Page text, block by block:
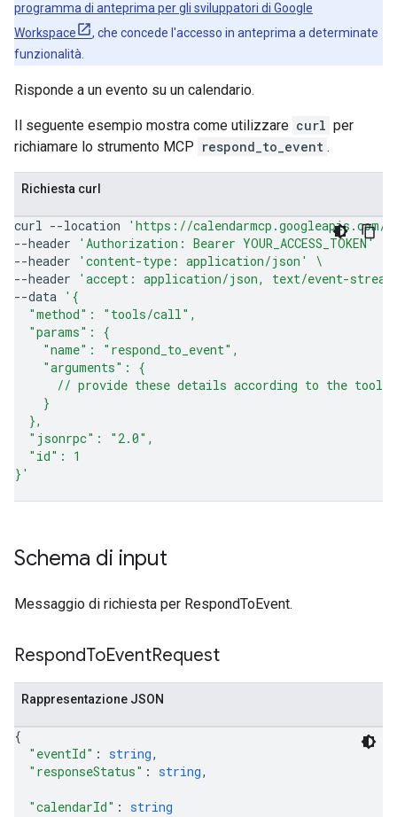
programma di anteprima per gli sviluppatori di Google
Workspace
, che concede l'accesso in anteprima a determinate
funzionalità.
Risponde a un evento su un calendario.
Il seguente esempio mostra come utilizzare curl per
richiamare lo strumento MCP respond_to_event .
Richiesta curl
curl --location
'https://calendarmcp.googleapis.com/
--header
'Authorization: Bearer YOUR_ACCESS_TOKEN'
--header
'content-type: application/json'
\
--header
'accept: application/json, text/event-
--data '{
  "method": "tools/call",
  "params": {
    "name": "respond_to_event",
    "arguments": {
// provide these details according to the tool
    }
  },
  "jsonrpc": "2.0",
  "id": 1
}'
Schema di input
Messaggio di richiesta per RespondToEvent.
RespondToEventRequest
Rappresentazione JSON
{
"eventId" : string,
"responseStatus" : string,
"calendarId" : string